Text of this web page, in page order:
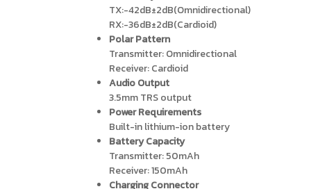
TX:-42dB±2dB(Omnidirectional)
RX:-36dB±2dB(Cardioid)
Polar Pattern
Transmitter: Omnidirectional
Receiver: Cardioid
Audio Output
3.5mm TRS output
Power Requirements
Built-in lithium-ion battery
Battery Capacity
Transmitter: 50mAh
Receiver: 150mAh
Charging Connector